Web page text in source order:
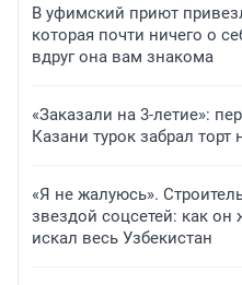
В уфимский приют
которая почти ничего о
вдруг она вам знакома
«Заказали на 3-летие»:
Казани турок забрал
«Я не жалуюсь».
звездой соцсетей: как
искал весь Узбекистан